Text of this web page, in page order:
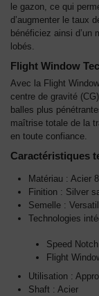
le gazon, ce qui
d’augmenter le taux
bénéficiez ainsi d’un
lobés.
Flight Window
Avec la Flight
centre de gravité
balles plus
maîtrise totale de la
en toute confiance.
Caractéristiques
Matériau : Acier
Finition : Silver
Semelle :
Technologies
Speed
Flight
Utilisation :
Shaft : Acier